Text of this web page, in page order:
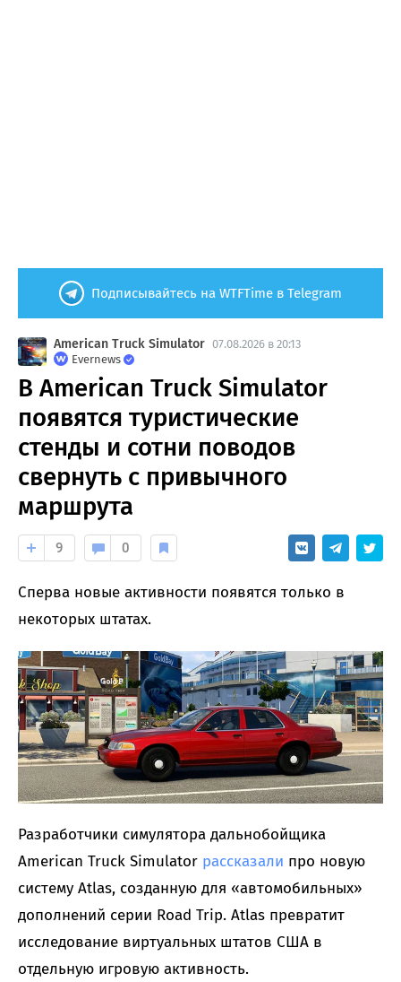
Подписывайтесь на WTFTime в Telegram
American Truck Simulator 07.08.2026 в 20:13
Evernews
В American Truck Simulator
появятся туристические
стенды и сотни поводов
свернуть с привычного
маршрута
9 0
Сперва новые активности появятся только в
некоторых штатах.
Разработчики симулятора дальнобойщика
American Truck Simulator рассказали про новую
систему Atlas, созданную для «автомобильных»
дополнений серии Road Trip. Atlas превратит
исследование виртуальных штатов США в
отдельную игровую активность.